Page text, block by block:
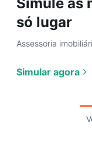
só lugar
Assessoria
Simular agora